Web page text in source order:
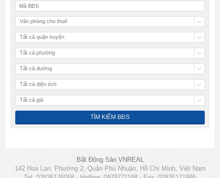
Văn phòng cho thuê
Tất cả quận huyện
Tất cả phường
Tất cả đường
Tất cả diện tích
Tất cả giá
Bất Động Sản VNREAL
142 Hoa Lan, Phường 2, Quận Phú Nhuận, Hồ Chí Minh, Việt Nam